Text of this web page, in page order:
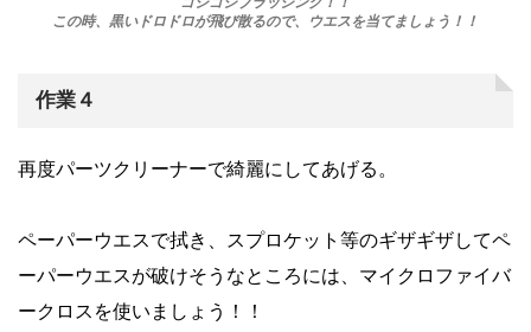
この時、黒いドロドロが飛び散るので、ウエスを当てましょう！！
作業４
再度パーツクリーナーで綺麗にしてあげる。
ペーパーウエスで拭き、スプロケット等のギザギザしてペ
ーパーウエスが破けそうなところには、マイクロファイバ
ークロスを使いましょう！！